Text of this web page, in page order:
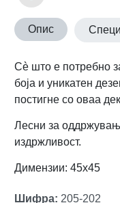
Опис
Сè што е потребно
боја и уникатен
постигне со оваа
Лесни за
издржливост.
Димензии: 45х45
Шифра: 205-202